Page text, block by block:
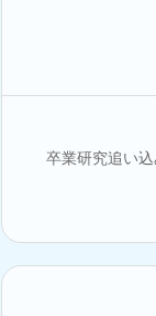
卒業研究追い込